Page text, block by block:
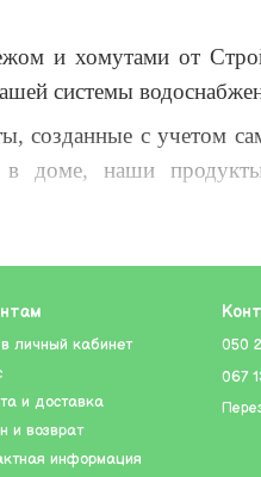
и хомутами от
системы
созданные с учетом
доме, наши
Полтава -
личный кабинет
и доставка
и возврат
информация
050
067